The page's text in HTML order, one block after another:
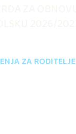
ZA RODITELJE